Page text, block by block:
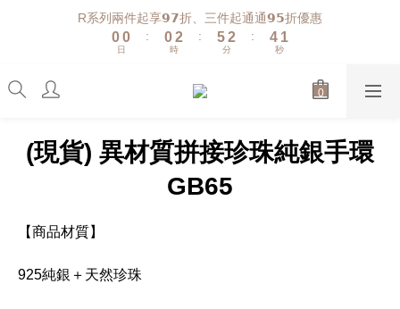
R系列兩件起享𝟵𝟳折、三件起通通𝟵𝟱折優惠
1
0
1
0
日
:
1
0
3
2
1
時
:
6
5
4
3
2
1
分
:
5
4
3
1
0
秒
(現貨) 異材質拼接珍珠純銀手環
GB65
【商品材質】
925純銀＋天然珍珠